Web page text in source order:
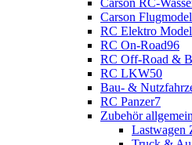
Carson
RC Elektro
RC On-Road96
RC Off-Road &
RC LKW50
Bau- &
RC Panzer7
Zubehör allgemein
Lastwagen